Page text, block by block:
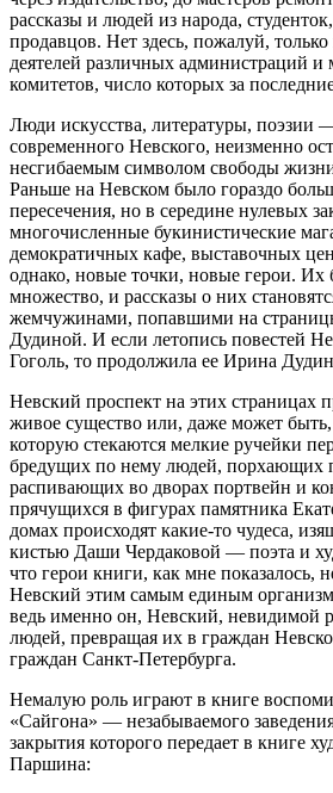
рассказы и людей из народа,
продавцов. Нет здесь, пожалуй,
деятелей различных администраций
комитетов, число которых за
Люди искусства, литературы, поэзии
современного Невского, неизменно
несгибаемым символом свободы
Раньше на Невском было гораздо
пересечения, но в середине нулевых
многочисленные букинистические
демократичных кафе, выставочных
однако, новые точки, новые герои. Их
множество, и рассказы о них
жемчужинами, попавшими на
Дудиной. И если летопись повестей
Гоголь, то продолжила ее Ирина
Невский проспект на этих страницах
живое существо или, даже может
которую стекаются мелкие ручейки
бредущих по нему людей, порхающих
распивающих во дворах портвейн и
прячущихся в фигурах памятника
домах происходят какие-то чудеса,
кистью Даши Чердаковой — поэта и
что герои книги, как мне показалось,
Невский этим самым единым
ведь именно он, Невский, невидимой
людей, превращая их в граждан
граждан Санкт-Петербурга.
Немалую роль играют в книге
«Сайгона» — незабываемого
закрытия которого передает в книге
Паршина: